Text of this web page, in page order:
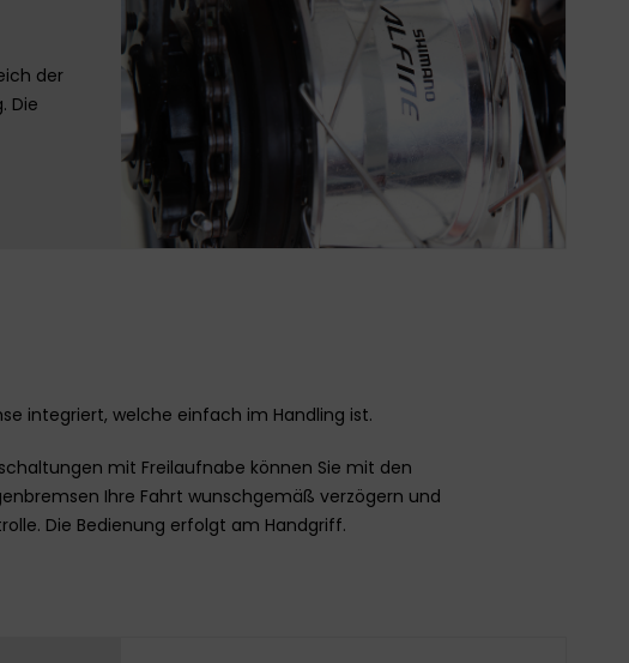
der
Die
integriert, welche einfach im Handling ist.
mit Freilaufnabe können Sie mit den
Ihre Fahrt wunschgemäß verzögern und
Die Bedienung erfolgt am Handgriff.